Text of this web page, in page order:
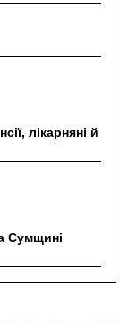
лікарняні й
Сумщині